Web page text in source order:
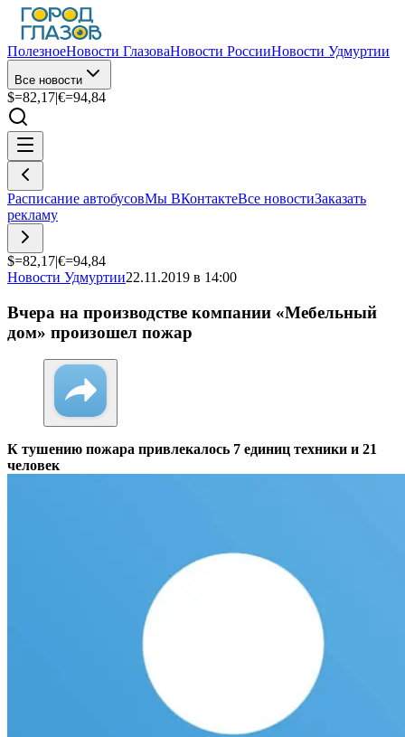
ПолезноеНовости ГлазоваНовости РоссииНовости Удмуртии
Все новости
$=82,17|€=94,84
Расписание автобусовМы ВКонтактеВсе новостиЗаказать
рекламу
$=82,17|€=94,84
Новости Удмуртии22.11.2019 в 14:00
Вчера на производстве компании «Мебельный
дом» произошел пожар
К тушению пожара привлекалось 7 единиц техники и 21
человек